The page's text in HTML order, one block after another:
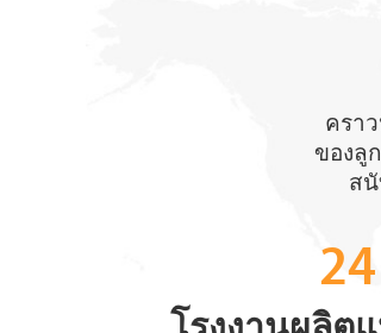
ครา
ของลู
ส
24